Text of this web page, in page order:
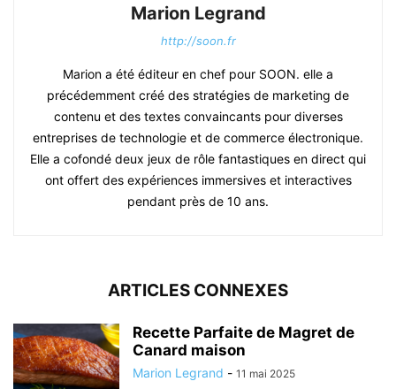
Marion Legrand
http://soon.fr
Marion a été éditeur en chef pour SOON. elle a
précédemment créé des stratégies de marketing de
contenu et des textes convaincants pour diverses
entreprises de technologie et de commerce électronique.
Elle a cofondé deux jeux de rôle fantastiques en direct qui
ont offert des expériences immersives et interactives
pendant près de 10 ans.
ARTICLES CONNEXES
Recette Parfaite de Magret de
Canard maison
Marion Legrand - 11 mai 2025